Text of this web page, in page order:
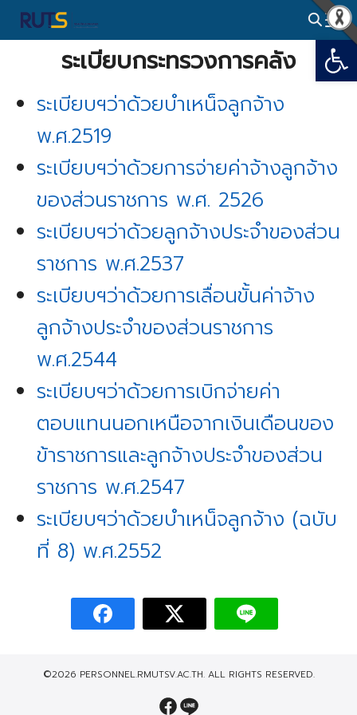
Skip
ระเบียบกระทรวงการคลัง
ระเบียบฯว่าด้วยบำเหน็จลูกจ้าง
พ.ศ.2519
ระเบียบฯว่าด้วยการจ่ายค่าจ้างลูกจ้าง
ของส่วนราชการ พ.ศ. 2526
ระเบียบฯว่าด้วยลูกจ้างประจำของส่วน
ราชการ พ.ศ.2537
ระเบียบฯว่าด้วยการเลื่อนขั้นค่าจ้าง
ลูกจ้างประจำของส่วนราชการ
พ.ศ.2544
ระเบียบฯว่าด้วยการเบิกจ่ายค่า
ตอบแทนนอกเหนือจากเงินเดือนของ
ข้าราชการและลูกจ้างประจำของส่วน
ราชการ พ.ศ.2547
ระเบียบฯว่าด้วยบำเหน็จลูกจ้าง (ฉบับ
ที่ 8) พ.ศ.2552
©2026 PERSONNEL.RMUTSV.AC.TH. ALL RIGHTS RESERVED.